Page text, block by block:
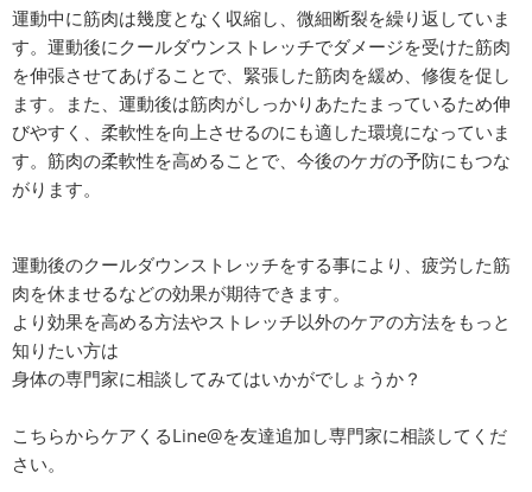
運動中に筋肉は幾度となく収縮し、微細断裂を繰り返していま
す。運動後にクールダウンストレッチでダメージを受けた筋肉
を伸張させてあげることで、緊張した筋肉を緩め、修復を促し
ます。また、運動後は筋肉がしっかりあたたまっているため伸
びやすく、柔軟性を向上させるのにも適した環境になっていま
す。筋肉の柔軟性を高めることで、今後のケガの予防にもつな
がります。
運動後のクールダウンストレッチをする事により、疲労した筋
肉を休ませるなどの効果が期待できます。
より効果を高める方法やストレッチ以外のケアの方法をもっと
知りたい方は
身体の専門家に相談してみてはいかがでしょうか？
こちらからケアくるLine@を友達追加し専門家に相談してくだ
さい。